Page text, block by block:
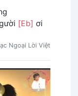
[Eb] ơi
Ngoại Lời Việt